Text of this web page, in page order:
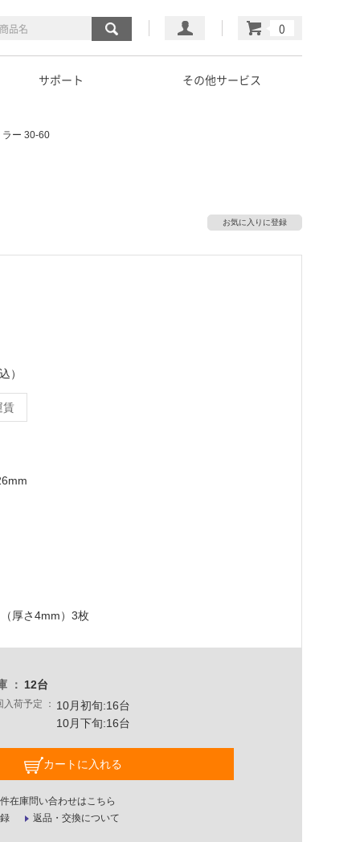
マイページ
カート
サポート その他サービス
ラー 30-60
お気に入りに登録
）
賃
厚さ4mm）3枚
12台
入荷予定
10月初旬:16台
10月下旬:16台
カートに入れる
在庫問い合わせはこちら
返品・交換について